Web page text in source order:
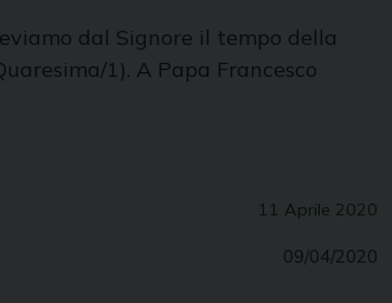
dal Signore il tempo della
1). A Papa Francesco
11 Aprile 2020
09/04/2020